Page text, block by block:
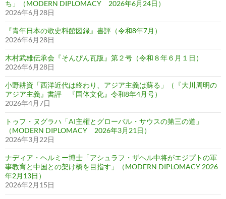
ち」（MODERN DIPLOMACY 2026年6月24日）
2026年6月28日
『青年日本の歌史料館図録』書評（令和8年7月）
2026年6月28日
木村武雄伝承会『そんぴん瓦版』第２号（令和８年６月１日）
2026年6月28日
小野耕資「西洋近代は終わり、アジア主義は蘇る」（『大川周明の
アジア主義』書評 『国体文化』令和8年4月号）
2026年4月7日
トゥフ・ヌグラハ「AI主権とグローバル・サウスの第三の道」
（MODERN DIPLOMACY 2026年3月21日）
2026年3月22日
ナディア・ヘルミー博士「アシュラフ・ザヘル中将がエジプトの軍
事教育と中国との架け橋を目指す」（MODERN DIPLOMACY 2026
年2月13日）
2026年2月15日